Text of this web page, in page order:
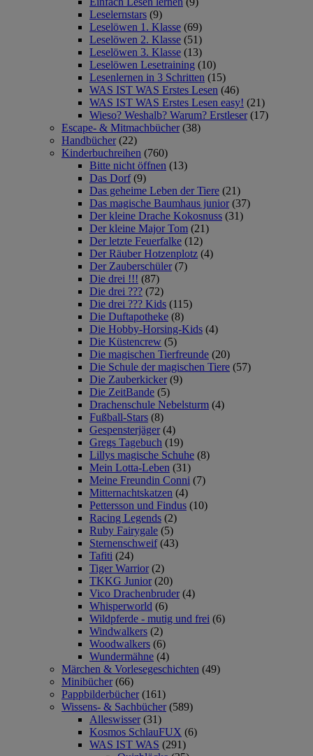
Leselernstars (9)
Leselöwen 1. Klasse (69)
Leselöwen 2. Klasse (51)
Leselöwen 3. Klasse (13)
Leselöwen Lesetraining (10)
Lesenlernen in 3 Schritten (15)
WAS IST WAS Erstes Lesen (46)
WAS IST WAS Erstes Lesen easy! (21)
Wieso? Weshalb? Warum? Erstleser (17)
Escape- & Mitmachbücher (38)
Handbücher (22)
Kinderbuchreihen (760)
Bitte nicht öffnen (13)
Das Dorf (9)
Das geheime Leben der Tiere (21)
Das magische Baumhaus junior (37)
Der kleine Drache Kokosnuss (31)
Der kleine Major Tom (21)
Der letzte Feuerfalke (12)
Der Räuber Hotzenplotz (4)
Der Zauberschüler (7)
Die drei !!! (87)
Die drei ??? (72)
Die drei ??? Kids (115)
Die Duftapotheke (8)
Die Hobby-Horsing-Kids (4)
Die Küstencrew (5)
Die magischen Tierfreunde (20)
Die Schule der magischen Tiere (57)
Die Zauberkicker (9)
Die ZeitBande (5)
Drachenschule Nebelsturm (4)
Fußball-Stars (8)
Gespensterjäger (4)
Gregs Tagebuch (19)
Lillys magische Schuhe (8)
Mein Lotta-Leben (31)
Meine Freundin Conni (7)
Mitternachtskatzen (4)
Pettersson und Findus (10)
Racing Legends (2)
Ruby Fairygale (5)
Sternenschweif (43)
Tafiti (24)
Tiger Warrior (2)
TKKG Junior (20)
Vico Drachenbruder (4)
Whisperworld (6)
Wildpferde - mutig und frei (6)
Windwalkers (2)
Woodwalkers (6)
Wundermähne (4)
Märchen & Vorlesegeschichten (49)
Minibücher (66)
Pappbilderbücher (161)
Wissens- & Sachbücher (589)
Alleswisser (31)
Kosmos SchlauFUX (6)
WAS IST WAS (291)